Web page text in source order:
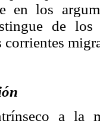
en los
de
corrientes
a la